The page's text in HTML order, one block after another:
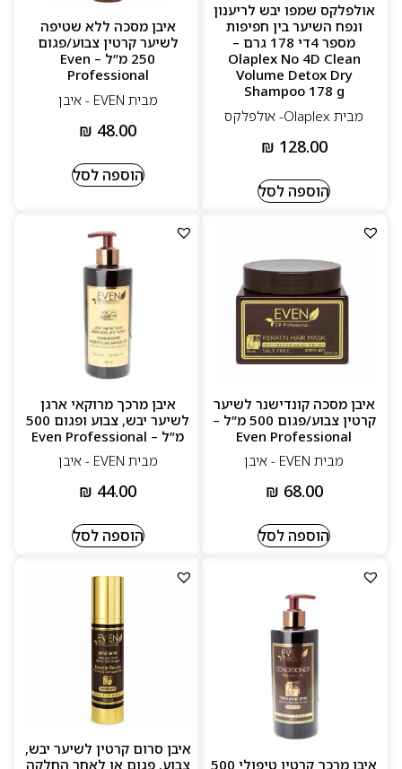
אולפלקס שמפו יבש לריענון
ונפח השיער בין חפיפות
מספר 4די 178 גרם –
Olaplex No 4D Clean
Volume Detox Dry
Shampoo 178 g
מבית Olaplex- אולפלקס
₪ 128.00
הוספה לסל
איבן מסכה ללא שטיפה
לשיער קרטין צבוע/פגום
250 מ”ל – Even
Professional
מבית EVEN - איבן
₪ 48.00
הוספה לסל
איבן מסכה קונדישנר לשיער
קרטין צבוע/פגום 500 מ”ל –
Even Professional
מבית EVEN - איבן
₪ 68.00
הוספה לסל
איבן מרכך מרוקאי ארגן
לשיער יבש, צבוע ופגום 500
מ”ל – Even Professional
מבית EVEN - איבן
₪ 44.00
הוספה לסל
איבן מרכך קרטין טיפולי 500
איבן סרום קרטין לשיער יבש,
צבוע, פגום או לאחר החלקה